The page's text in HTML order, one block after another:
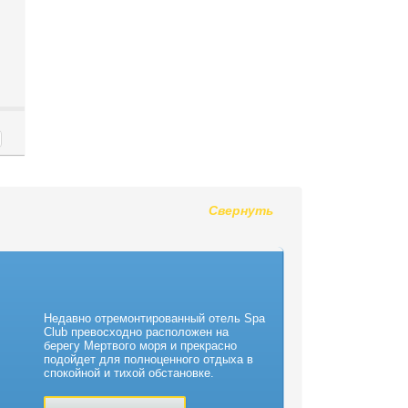
Свернуть
Недавно отремонтированный отель Spa
Club превосходно расположен на
берегу Мертвого моря и прекрасно
подойдет для полноценного отдыха в
спокойной и тихой обстановке.